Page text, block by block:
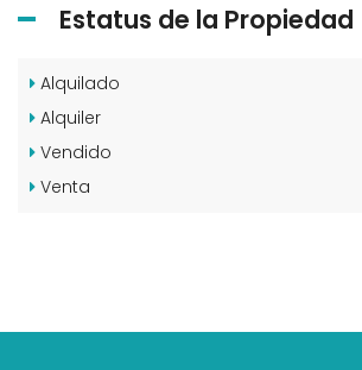
Estatus de la Propiedad
Alquilado
Alquiler
Vendido
Venta